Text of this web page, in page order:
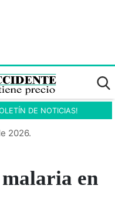
DE NOTICIAS!
2026.
en